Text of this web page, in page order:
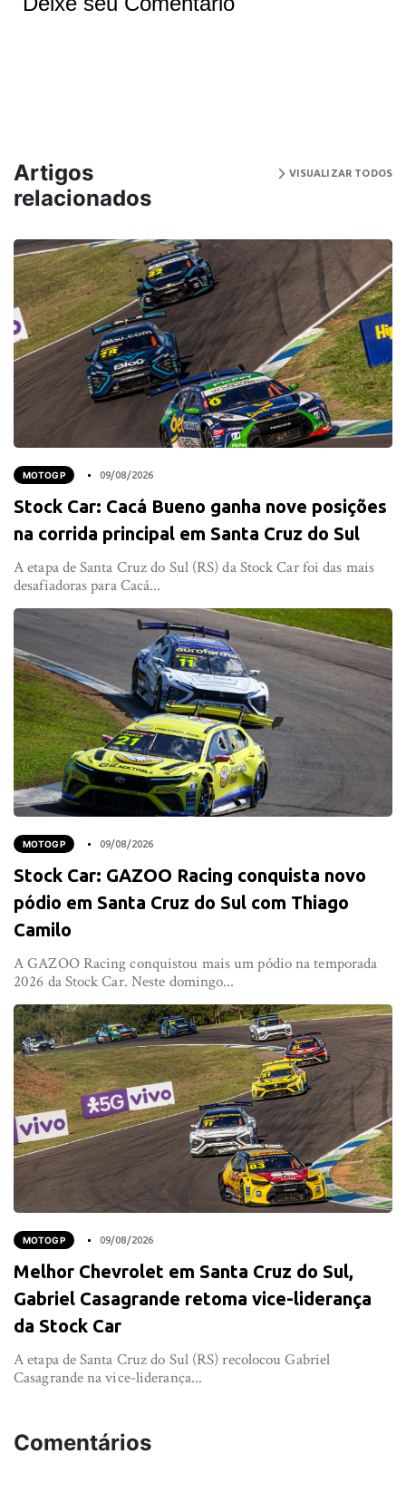
Artigos
relacionados
VISUALIZAR TODOS
MOTOGP 09/08/2026
Stock Car: Cacá Bueno ganha nove posições
na corrida principal em Santa Cruz do Sul
A etapa de Santa Cruz do Sul (RS) da Stock Car foi das mais
desafiadoras para Cacá...
MOTOGP 09/08/2026
Stock Car: GAZOO Racing conquista novo
pódio em Santa Cruz do Sul com Thiago
Camilo
A GAZOO Racing conquistou mais um pódio na temporada
2026 da Stock Car. Neste domingo...
MOTOGP 09/08/2026
Melhor Chevrolet em Santa Cruz do Sul,
Gabriel Casagrande retoma vice-liderança
da Stock Car
A etapa de Santa Cruz do Sul (RS) recolocou Gabriel
Casagrande na vice-liderança...
Comentários